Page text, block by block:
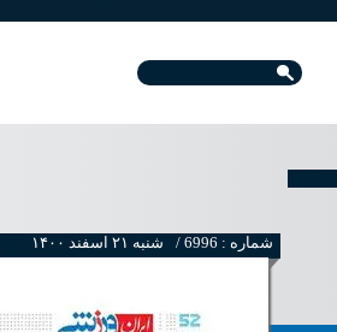
شماره : 6996 /
۱۴۰۰ شنبه ۲۱ اسفند